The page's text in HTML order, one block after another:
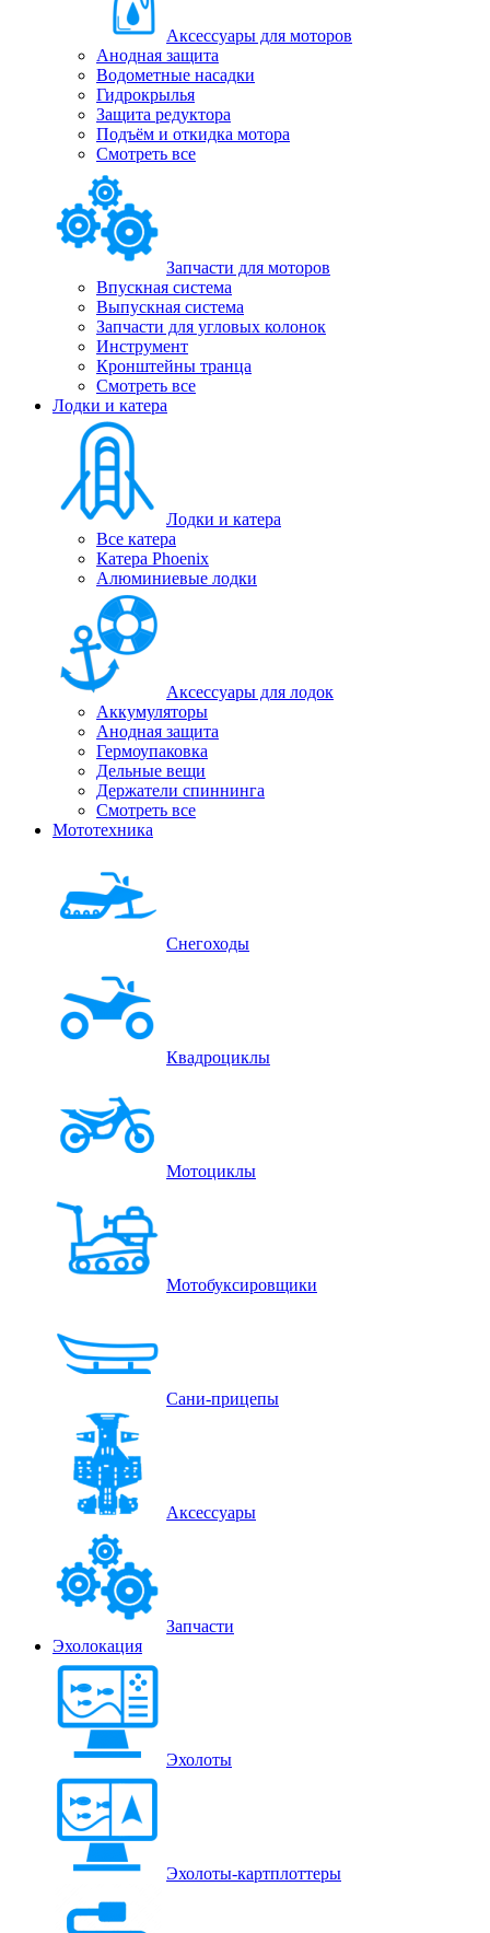
Аксессуары для моторов
Анодная защита
Водометные насадки
Гидрокрылья
Защита редуктора
Подъём и откидка мотора
Смотреть все
Запчасти для моторов
Впускная система
Выпускная система
Запчасти для угловых колонок
Инструмент
Кронштейны транца
Смотреть все
Лодки и катера
Лодки и катера
Все катера
Катера Phoenix
Алюминиевые лодки
Аксессуары для лодок
Аккумуляторы
Анодная защита
Гермоупаковка
Дельные вещи
Держатели спиннинга
Смотреть все
Мототехника
Снегоходы
Квадроциклы
Мотоциклы
Мотобуксировщики
Сани-прицепы
Аксессуары
Запчасти
Эхолокация
Эхолоты
Эхолоты-картплоттеры